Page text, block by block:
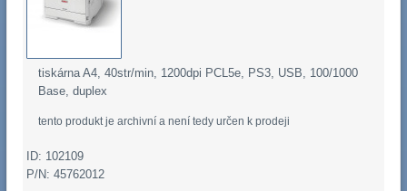
tiskárna A4, 40str/min, 1200dpi PCL5e, PS3, USB, 100/1000
Base, duplex
tento produkt je archivní a není tedy určen k prodeji
ID: 102109
P/N: 45762012